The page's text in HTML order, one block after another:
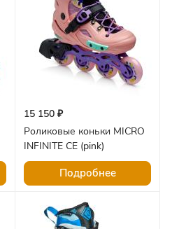
15 150 ₽
Роликовые коньки MICRO
INFINITE CE (pink)
Подробнее